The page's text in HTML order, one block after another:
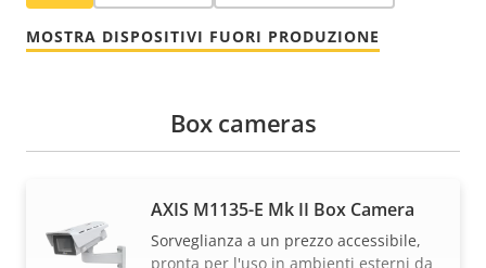
MOSTRA DISPOSITIVI FUORI PRODUZIONE
Box cameras
AXIS M1135-E Mk II Box Camera
Sorveglianza a un prezzo accessibile,
pronta per l'uso in ambienti esterni da